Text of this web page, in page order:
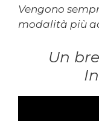
Vengono
modalità più
Un